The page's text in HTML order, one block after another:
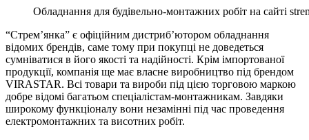
Обладнання для будівельно-монтажних робіт на сайті
“Стрем’янка” є офіційним дистриб’ютором обладнання
відомих брендів, саме тому при покупці не доведеться
сумніватися в його якості та надійності. Крім імпортованої
продукції, компанія ще має власне виробництво під брендом
VIRASTAR. Всі товари та вироби під цією торговою маркою
добре відомі багатьом спеціалістам-монтажникам. Завдяки
широкому функціоналу вони незамінні під час проведення
електромонтажних та висотних робіт.